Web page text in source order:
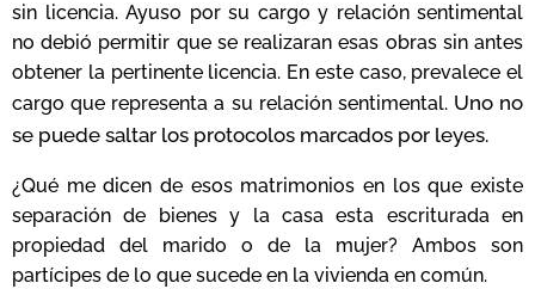
sin licencia. Ayuso por su cargo y relación sentimental
no debió permitir que se realizaran esas obras sin antes
obtener la pertinente licencia. En este caso, prevalece el
cargo que representa a su relación sentimental. Uno no
se puede saltar los protocolos marcados por leyes.
¿Qué me dicen de esos matrimonios en los que existe
separación de bienes y la casa esta escriturada en
propiedad del marido o de la mujer? Ambos son
partícipes de lo que sucede en la vivienda en común.